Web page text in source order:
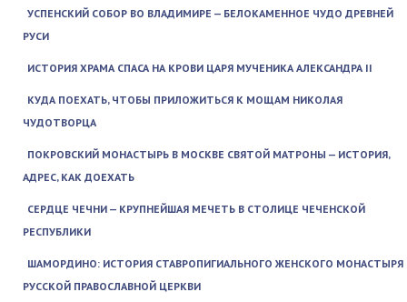
УСПЕНСКИЙ СОБОР ВО ВЛАДИМИРЕ — БЕЛОКАМЕННОЕ ЧУДО ДРЕВНЕЙ
РУСИ
ИСТОРИЯ ХРАМА СПАСА НА КРОВИ ЦАРЯ МУЧЕНИКА АЛЕКСАНДРА II
КУДА ПОЕХАТЬ, ЧТОБЫ ПРИЛОЖИТЬСЯ К МОЩАМ НИКОЛАЯ
ЧУДОТВОРЦА
ПОКРОВСКИЙ МОНАСТЫРЬ В МОСКВЕ СВЯТОЙ МАТРОНЫ — ИСТОРИЯ,
АДРЕС, КАК ДОЕХАТЬ
СЕРДЦЕ ЧЕЧНИ — КРУПНЕЙШАЯ МЕЧЕТЬ В СТОЛИЦЕ ЧЕЧЕНСКОЙ
РЕСПУБЛИКИ
ШАМОРДИНО: ИСТОРИЯ СТАВРОПИГИАЛЬНОГО ЖЕНСКОГО МОНАСТЫРЯ
РУССКОЙ ПРАВОСЛАВНОЙ ЦЕРКВИ